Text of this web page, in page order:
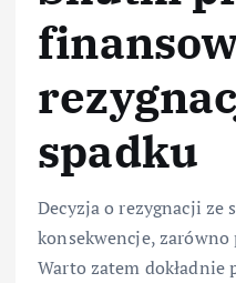
spadku
Decyzja o rezygnacji ze
konsekwencje,
Warto zatem dokładnie